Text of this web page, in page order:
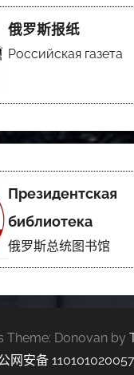
俄罗斯报纸
Российская газета
Президентская
библиотека
俄罗斯总统图书馆
Theme: Donovan by
网安备